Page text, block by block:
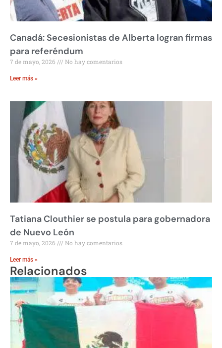
Canadá: Secesionistas de Alberta logran firmas
para referéndum
7 de mayo, 2026 No hay comentarios
Leer más »
Tatiana Clouthier se postula para gobernadora
de Nuevo León
7 de mayo, 2026 No hay comentarios
Leer más »
Relacionados